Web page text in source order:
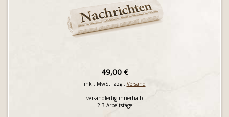
49,00 €
inkl. MwSt. zzgl. Versand
versandfertig innerhalb
2-3 Arbeitstage